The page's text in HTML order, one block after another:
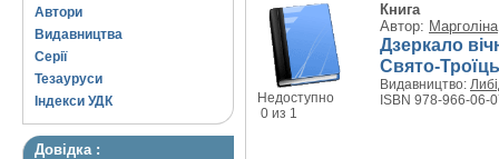
Автори
Видавництва
Серії
Тезауруси
Індекси УДК
Довідка :
Недоступно
0 из 1
Книга
Автор:
Дзеркало
Свято-
Видавництво:
ISBN 978-966-06-